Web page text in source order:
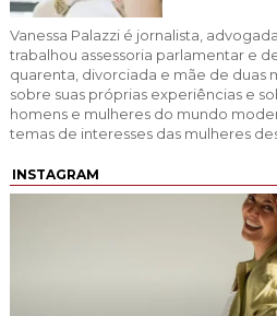
Vanessa Palazzi é jornalista,
trabalhou assessoria parlamentar e
quarenta, divorciada e mãe de duas
sobre suas próprias experiências e
homens e mulheres do mundo
temas de interesses das mulheres
INSTAGRAM